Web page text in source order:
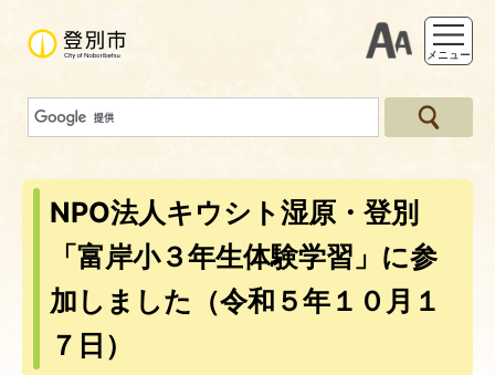
支援ツー
メニュー
NPO法人キウシト湿原・登別
「富岸小３年生体験学習」に参
加しました（令和５年１０月１
７日）